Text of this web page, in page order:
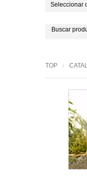
Seleccionar
TOP